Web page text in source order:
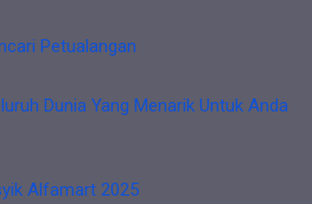
Petualangan
Dunia Yang Menarik Untuk Anda
Alfamart 2025